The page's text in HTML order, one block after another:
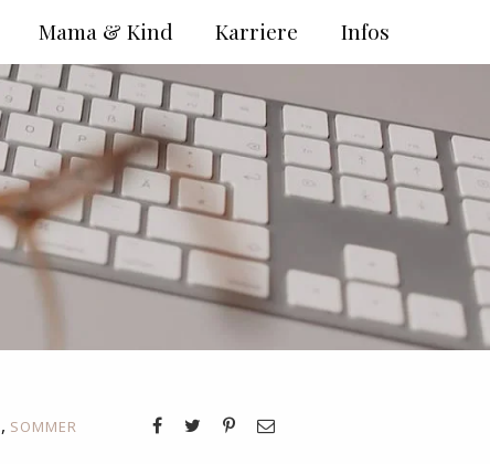
, SOMMER
Infos
Karriere
Mama & Kind